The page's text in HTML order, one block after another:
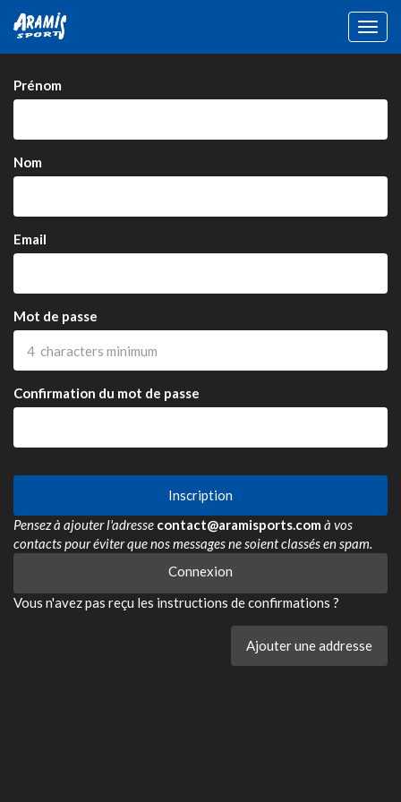
Prénom
Nom
Email
Mot de passe
Confirmation du mot de passe
a
human,
field
Pensez à ajouter l'adresse contact@aramisports.com à vos
contacts pour éviter que nos messages ne soient classés en spam.
Connexion
Vous n'avez pas reçu les instructions de confirmations ?
Ajouter une addresse